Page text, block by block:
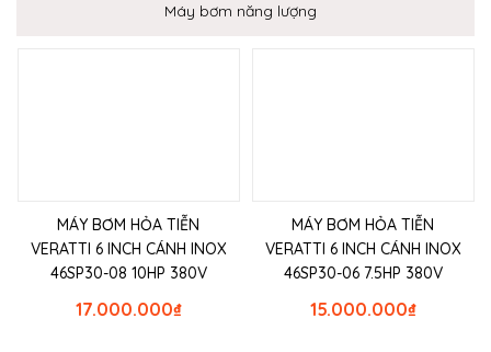
Máy bơm năng lượng
MÁY BƠM HỎA TIỄN
VERATTI 6 INCH CÁNH INOX
46SP30-08 10HP 380V
₫
17.000.000
MÁY BƠM HỎA TIỄN
VERATTI 6 INCH CÁNH INOX
46SP30-06 7.5HP 380V
₫
15.000.000